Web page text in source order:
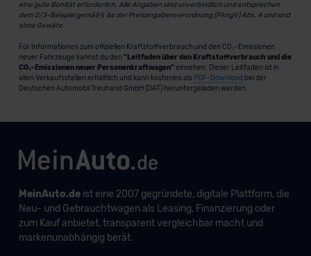
eine gute Bonität erforderlich. Alle Angaben sind unverbindlich und entsprechen
dem 2/3-Beispiel gemäß § 6a der Preisangabenverordnung (PAngV) Abs. 4 und sind
ohne Gewähr.
Für Informationen zum offiziellen Kraftstoffverbrauch und den CO₂-Emissionen
neuer Fahrzeuge kannst du den "Leitfaden über den Kraftstoffverbrauch und die
CO₂-Emissionen neuer Personenkraftwagen" einsehen. Dieser Leitfaden ist in
allen Verkaufsstellen erhältlich und kann kostenlos als PDF-Download bei der
Deutschen Automobil Treuhand GmbH (DAT) heruntergeladen werden.
MeinAuto.deist eine 2007 gegründete, digitale Plattform, die
Neu- und Gebrauchtwagen als Leasing, Finanzierung oder
zum Kauf anbietet, transparent vergleichbar macht und
markenunabhängig berät.